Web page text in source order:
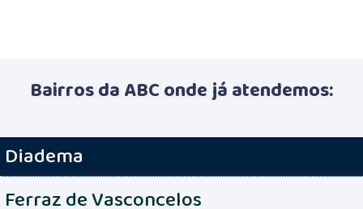
Bairros da ABC onde já atendemos:
Diadema
Ferraz de Vasconcelos